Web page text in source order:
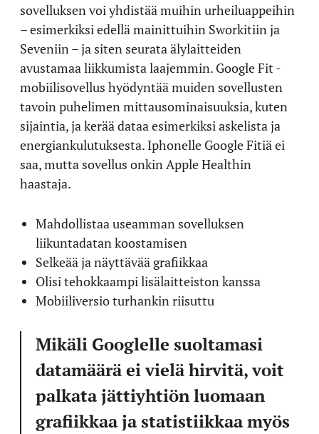
sovelluksen voi yhdistää muihin urheiluappeihin
– esimerkiksi edellä mainittuihin Sworkitiin ja
Seveniin – ja siten seurata älylaitteiden
avustamaa liikkumista laajemmin. Google Fit -
mobiilisovellus hyödyntää muiden sovellusten
tavoin puhelimen mittausominaisuuksia, kuten
sijaintia, ja kerää dataa esimerkiksi askelista ja
energiankulutuksesta. Iphonelle Google Fitiä ei
saa, mutta sovellus onkin Apple Healthin
haastaja.
Mahdollistaa useamman sovelluksen
liikuntadatan koostamisen
Selkeää ja näyttävää grafiikkaa
Olisi tehokkaampi lisälaitteiston kanssa
Mobiiliversio turhankin riisuttu
Mikäli Googlelle suoltamasi
datamäärä ei vielä hirvitä, voit
palkata jättiyhtiön luomaan
grafiikkaa ja statistiikkaa myös